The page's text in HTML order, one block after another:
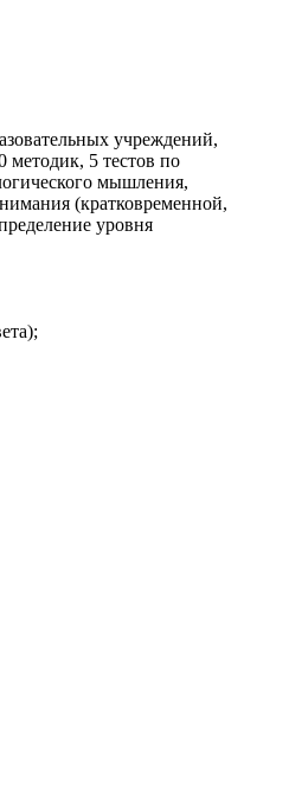
учреждений,
методик, 5 тестов по
мышления,
(кратковременной,
уровня